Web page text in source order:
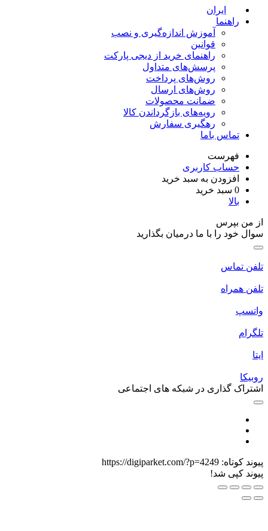
ایران
راهنما
آموزش اندازه‌گیری و نصب
قوانین
راهنمای خرید از دیجی پارکت
پرسش‌های متداول
روش‌های پرداخت
روش‌های ارسال
ضمانت محصولات
رویه‌های بازگرداندن کالا
رهگیری سفارش
تماس باما
فهرست
حساب کاربری
افزودن به سبد خرید
سبد خرید
بالا
من بپرس
خود را با ما درمیان بگذارید
تماس
همراه
گذاری در شبکه های اجتماعی
کوتاه:https://digiparket.com/?p=4249
کپی شد!